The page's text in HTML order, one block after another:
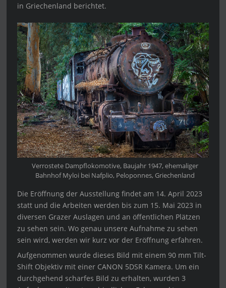
in Griechenland berichtet.
Verrostete Dampflokomotive, Baujahr 1947, ehemaliger
Bahnhof Myloi bei Nafplio, Peloponnes, Griechenland
Die Eröffnung der Ausstellung findet am 14. April 2023
statt und die Arbeiten werden bis zum 15. Mai 2023 in
diversen Grazer Auslagen und an öffentlichen Plätzen
zu sehen sein. Wo genau unsere Aufnahme zu sehen
sein wird, werden wir kurz vor der Eröffnung erfahren.
Aufgenommen wurde dieses Bild mit einem 90 mm Tilt-
Shift Objektiv mit einer CANON 5DSR Kamera. Um ein
durchgehend scharfes Bild zu erhalten, wurden 3